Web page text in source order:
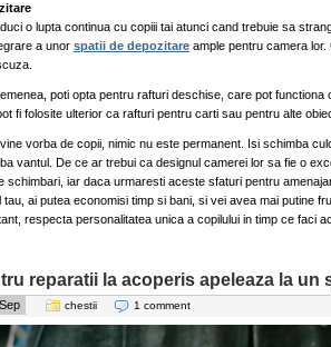
o lupta continua cu copiii tai atunci cand trebuie sa
a unor spatii de depozitare ample pentru camera
poti opta pentru rafturi deschise, care pot
fi folosite ulterior ca rafturi pentru carti sau pentru alte
vorba de copii, nimic nu este permanent. Isi schimba
vantul. De ce ar trebui ca designul camerei lor sa fie o
schimbari, iar daca urmaresti aceste sfaturi pentru
tau, ai putea economisi timp si bani, si vei avea mai putine
respecta personalitatea unica a copilului in timp ce faci
reparatii la acoperis apeleaza la un
Sep chestii 1 comment